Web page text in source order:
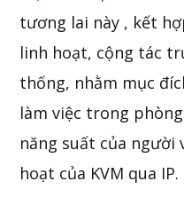
tương lai này , kết
linh hoạt, cộng tác
thống, nhằm mục
làm việc trong
năng suất của người
hoạt của KVM qua IP.